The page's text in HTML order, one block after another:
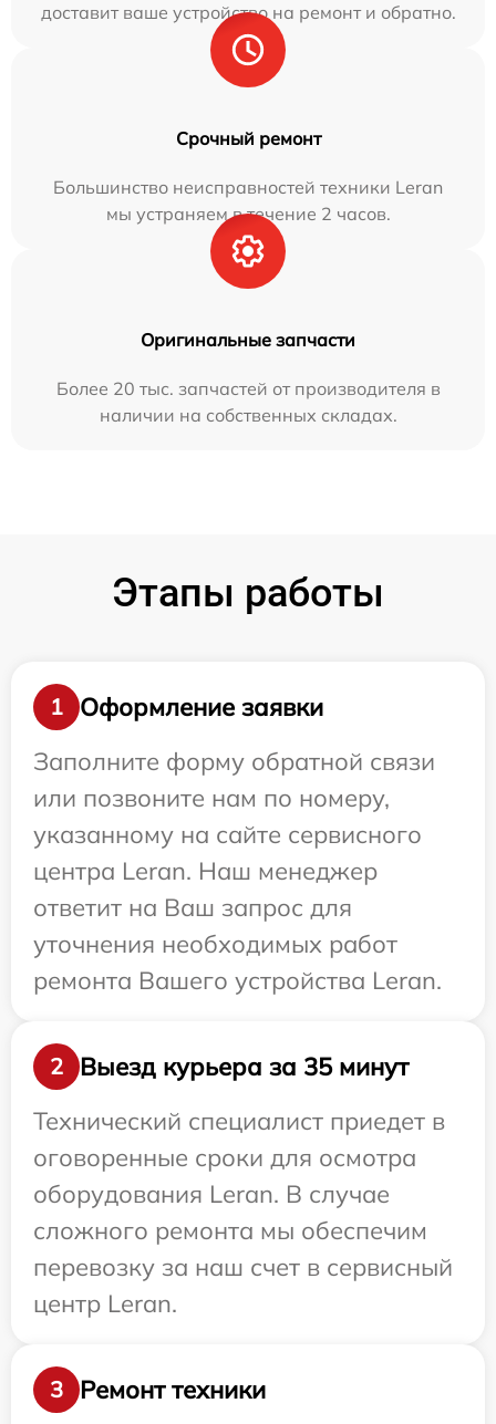
доставит ваше устройство на ремонт и обратно.
Срочный ремонт
Большинство неисправностей техники Leran
мы устраняем в течение 2 часов.
Оригинальные запчасти
Более 20 тыс. запчастей от производителя в
наличии на собственных складах.
Этапы работы
1
Оформление заявки
Заполните форму обратной связи
или позвоните нам по номеру,
указанному на сайте сервисного
центра Leran. Наш менеджер
ответит на Ваш запрос для
уточнения необходимых работ
ремонта Вашего устройства Leran.
2
Выезд курьера за 35 минут
Технический специалист приедет в
оговоренные сроки для осмотра
оборудования Leran. В случае
сложного ремонта мы обеспечим
перевозку за наш счет в сервисный
центр Leran.
3 Ремонт техники